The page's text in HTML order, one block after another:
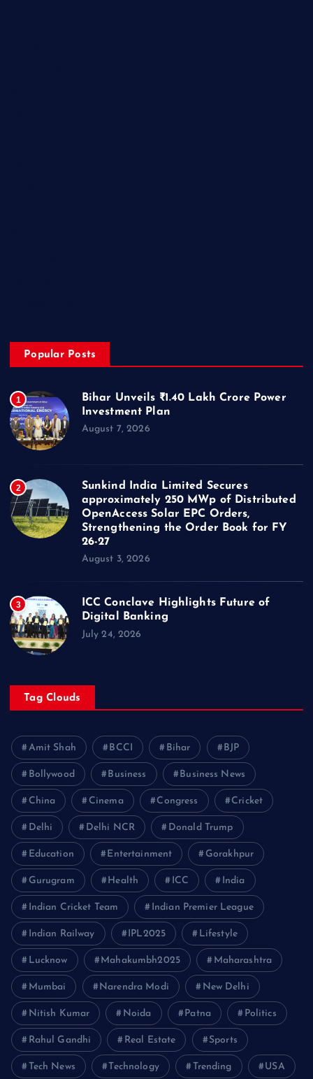
Popular Posts
1
Bihar Unveils ₹1.40 Lakh Crore Power
Investment Plan
August 7, 2026
2
Sunkind India Limited Secures
approximately 250 MWp of Distributed
OpenAccess Solar EPC Orders,
Strengthening the Order Book for FY
26-27
August 3, 2026
3
ICC Conclave Highlights Future of
Digital Banking
July 24, 2026
Tag Clouds
Amit Shah BCCI Bihar BJP
Bollywood Business Business News
China Cinema Congress Cricket
Delhi Delhi NCR Donald Trump
Education Entertainment Gorakhpur
Gurugram Health ICC India
Indian Cricket Team Indian Premier League
Indian Railway IPL2025 Lifestyle
Lucknow Mahakumbh2025 Maharashtra
Mumbai Narendra Modi New Delhi
Nitish Kumar Noida Patna Politics
Rahul Gandhi Real Estate Sports
Tech News Technology Trending USA